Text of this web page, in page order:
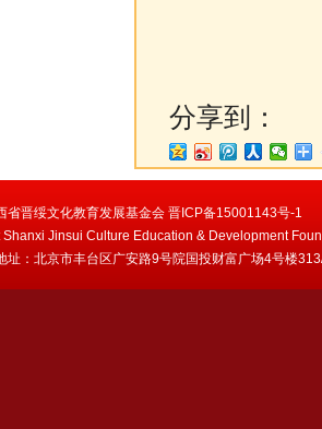
分享到：
省晋绥文化教育发展基金会 晋ICP备15001143号-1
Jinsui Culture Education & Development
址：北京市丰台区广安路9号院国投财富广场4号楼